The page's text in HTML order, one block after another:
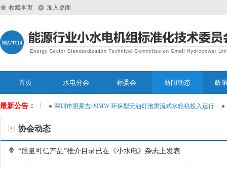
收藏本页 加入桌面
首页 水电分会 标委会 新闻动态 政
最新公告：
运维大模型 深圳市恩莱吉:20MW 环保型无油灯泡贯流式水轮机投入运行
协会动态
“质量可信产品”推介目录已在《小水电》杂志上发表